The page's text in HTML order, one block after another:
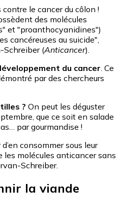
le cancer du côlon !
des molécules
et "proanthocyanidines")
cancéreuses au suicide",
Schreiber (Anticancer).
du cancer . Ce
par des chercheurs
? On peut les déguster
que ce soit en salade
par gourmandise !
consommer sous leur
les molécules anticancer sans
Schreiber.
la viande